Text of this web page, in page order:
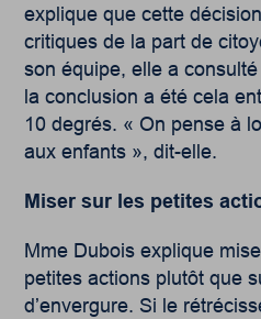
explique que cette
critiques de la part de
son équipe, elle a
la conclusion a été cela
10 degrés. « On pense à
aux enfants », dit-elle.
Miser sur les petites
M me Dubois explique
petites actions plutôt que
d’envergure. Si le